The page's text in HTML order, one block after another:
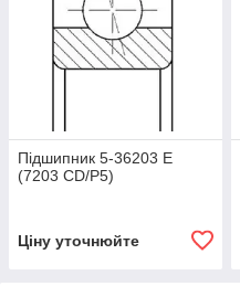
Підшипник 5-36203 Е
(7203 CD/Р5)
Ціну уточнюйте